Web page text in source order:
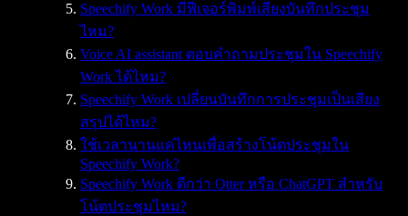
Speechify Work มีฟีเจอร์พิมพ์เสียงบันทึกประชุม
ไหม?
Voice AI assistant ตอบคำถามประชุมใน Speechify
Work ได้ไหม?
Speechify Work เปลี่ยนบันทึกการประชุมเป็นเสียง
สรุปได้ไหม?
ใช้เวลานานแค่ไหนเพื่อสร้างโน้ตประชุมใน
Speechify Work?
Speechify Work ดีกว่า Otter หรือ ChatGPT สำหรับ
โน้ตประชุมไหม?